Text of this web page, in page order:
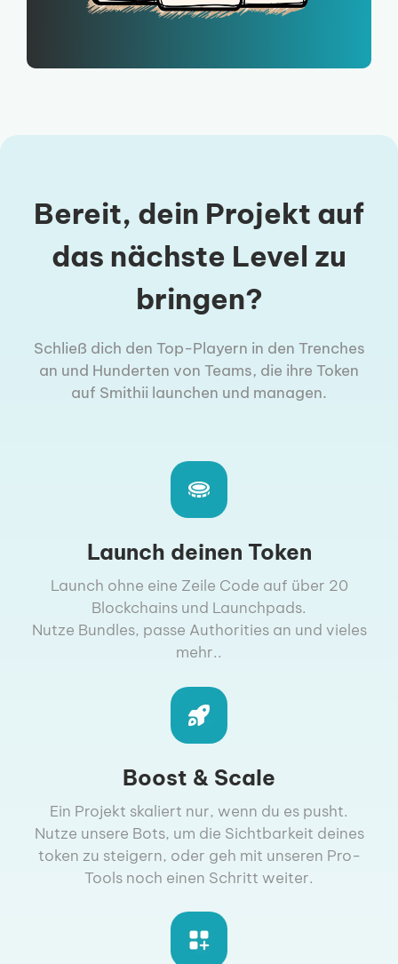
Bereit, dein Projekt auf
das nächste Level zu
bringen?
Schließ dich den Top-Playern in den Trenches
an und Hunderten von Teams, die ihre Token
auf Smithii launchen und managen.
Launch deinen Token
Launch ohne eine Zeile Code auf über 20
Blockchains und Launchpads.
Nutze Bundles, passe Authorities an und vieles
mehr..
Boost & Scale
Ein Projekt skaliert nur, wenn du es pusht.
Nutze unsere Bots, um die Sichtbarkeit deines
token zu steigern, oder geh mit unseren Pro-
Tools noch einen Schritt weiter.